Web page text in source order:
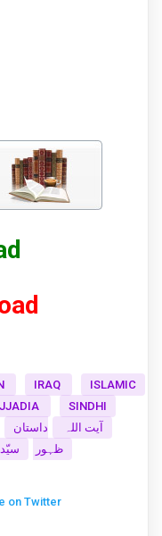
IRAQ
ISLAMIC
SINDHI
آیت اللہ
داستان
ظہور
on Twitter